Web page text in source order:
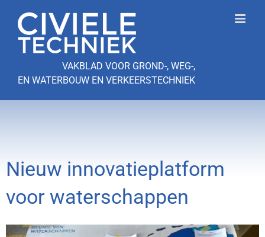
naar
inhoud
VAKBLAD VOOR GROND-, WEG-,
EN WATERBOUW EN VERKEERSTECHNIEK
Nieuw innovatieplatform
voor waterschappen